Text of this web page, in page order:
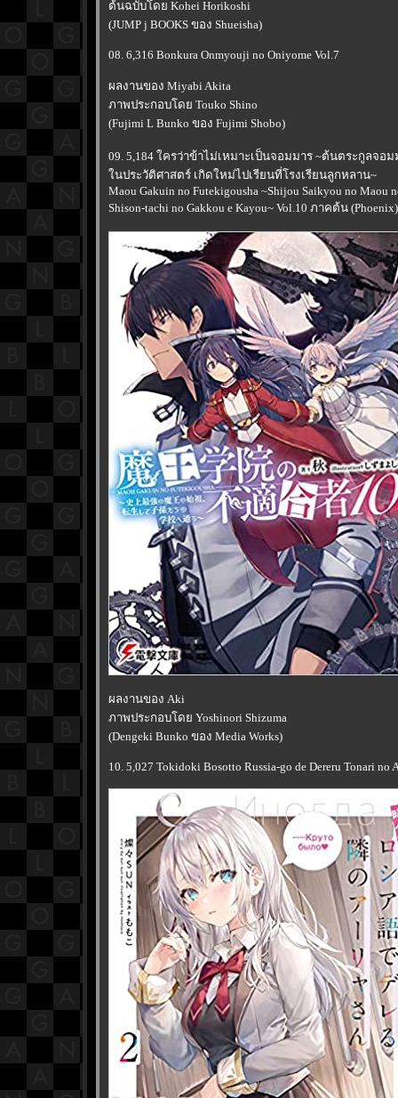
ต้นฉบับโดย Kohei Horikoshi
(JUMP j BOOKS ของ Shueisha)
08. 6,316 Bonkura Onmyouji no Oniyome Vol.7
ผลงานของ Miyabi Akita
ภาพประกอบโดย Touko Shino
(Fujimi L Bunko ของ Fujimi Shobo)
09. 5,184 ใครว่าข้าไม่เหมาะเป็นจอมมาร ~ต้นตระกูลจอ
นประวัติศาสตร์ เกิดใหม่ไปเรียนที่โรงเรียนลูกหลาน~
Maou Gakuin no Futekigousha ~Shijou Saikyou no Maou
Shison-tachi no Gakkou e Kayou~ Vol.10 ภาคต้น (Phoenix)
ผลงานของ Aki
ภาพประกอบโดย Yoshinori Shizuma
(Dengeki Bunko ของ Media Works)
10. 5,027 Tokidoki Bosotto Russia-go de Dereru Tonari no